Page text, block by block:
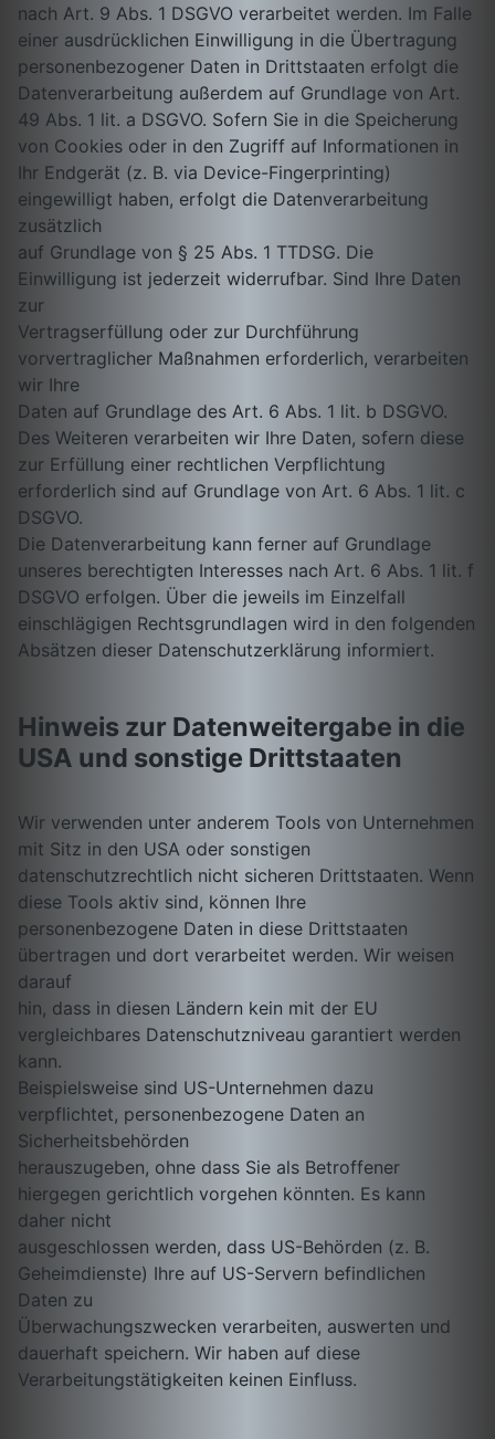
nach Art. 9 Abs. 1 DSGVO verarbeitet werden. Im Falle
einer ausdrücklichen Einwilligung in die Übertragung
personenbezogener Daten in Drittstaaten erfolgt die
Datenverarbeitung außerdem auf Grundlage von Art.
49 Abs. 1 lit. a DSGVO. Sofern Sie in die Speicherung
von Cookies oder in den Zugriff auf Informationen in
Ihr Endgerät (z. B. via Device-Fingerprinting)
eingewilligt haben, erfolgt die Datenverarbeitung
zusätzlich
auf Grundlage von § 25 Abs. 1 TTDSG. Die
Einwilligung ist jederzeit widerrufbar. Sind Ihre Daten
zur
Vertragserfüllung oder zur Durchführung
vorvertraglicher Maßnahmen erforderlich, verarbeiten
wir Ihre
Daten auf Grundlage des Art. 6 Abs. 1 lit. b DSGVO.
Des Weiteren verarbeiten wir Ihre Daten, sofern diese
zur Erfüllung einer rechtlichen Verpflichtung
erforderlich sind auf Grundlage von Art. 6 Abs. 1 lit. c
DSGVO.
Die Datenverarbeitung kann ferner auf Grundlage
unseres berechtigten Interesses nach Art. 6 Abs. 1 lit. f
DSGVO erfolgen. Über die jeweils im Einzelfall
einschlägigen Rechtsgrundlagen wird in den folgenden
Absätzen dieser Datenschutzerklärung informiert.
Hinweis zur Datenweitergabe in die
USA und sonstige Drittstaaten
Wir verwenden unter anderem Tools von Unternehmen
mit Sitz in den USA oder sonstigen
datenschutzrechtlich nicht sicheren Drittstaaten. Wenn
diese Tools aktiv sind, können Ihre
personenbezogene Daten in diese Drittstaaten
übertragen und dort verarbeitet werden. Wir weisen
darauf
hin, dass in diesen Ländern kein mit der EU
vergleichbares Datenschutzniveau garantiert werden
kann.
Beispielsweise sind US-Unternehmen dazu
verpflichtet, personenbezogene Daten an
Sicherheitsbehörden
herauszugeben, ohne dass Sie als Betroffener
hiergegen gerichtlich vorgehen könnten. Es kann
daher nicht
ausgeschlossen werden, dass US-Behörden (z. B.
Geheimdienste) Ihre auf US-Servern befindlichen
Daten zu
Überwachungszwecken verarbeiten, auswerten und
dauerhaft speichern. Wir haben auf diese
Verarbeitungstätigkeiten keinen Einfluss.